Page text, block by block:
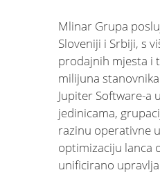
Mlinar Grupa
Sloveniji i Srbiji, s
prodajnih mjesta i
milijuna
Jupiter Software-a
jedinicama,
razinu operativne
optimizaciju lanca
unificirano